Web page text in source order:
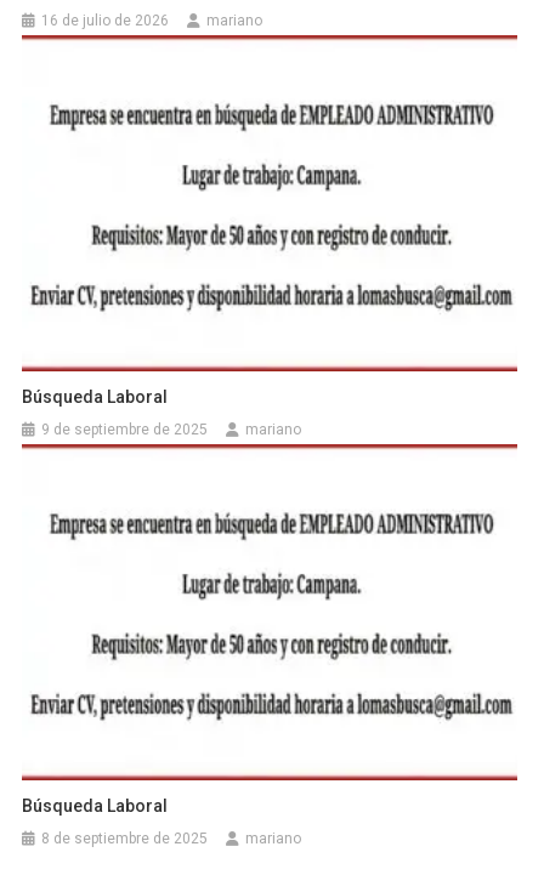
16 de julio de 2026 mariano
Búsqueda Laboral
9 de septiembre de 2025 mariano
Búsqueda Laboral
8 de septiembre de 2025 mariano